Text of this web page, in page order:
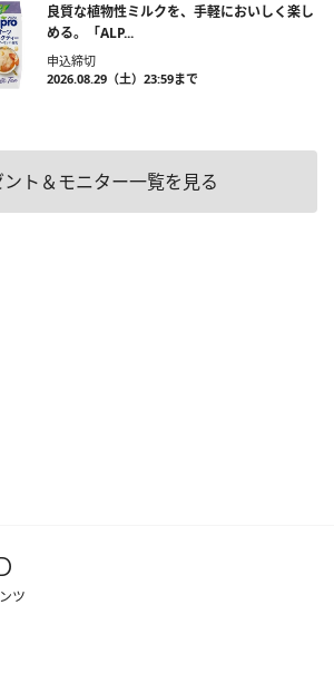
良質な植物性ミルクを、手軽においしく楽し
める。「ALP...
申込締切
2026.08.29（土）23:59まで
ント＆モニター一覧を見る
ツ